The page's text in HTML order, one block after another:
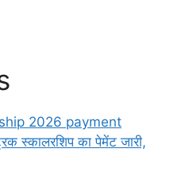
2026 payment
स्कालरशिप का पेमेंट जारी,